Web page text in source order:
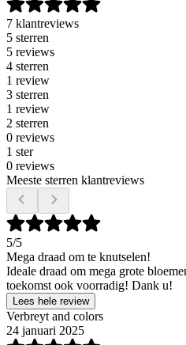
7 klantreviews
5 sterren
5 reviews
4 sterren
1 review
3 sterren
1 review
2 sterren
0 reviews
1 ster
0 reviews
Meeste sterren klantreviews
5/5
Mega draad om te knutselen!
Ideale draad om mega grote
toekomst ook voorradig! Dank u!
Lees hele review
Verbreyt and colors
24 januari 2025